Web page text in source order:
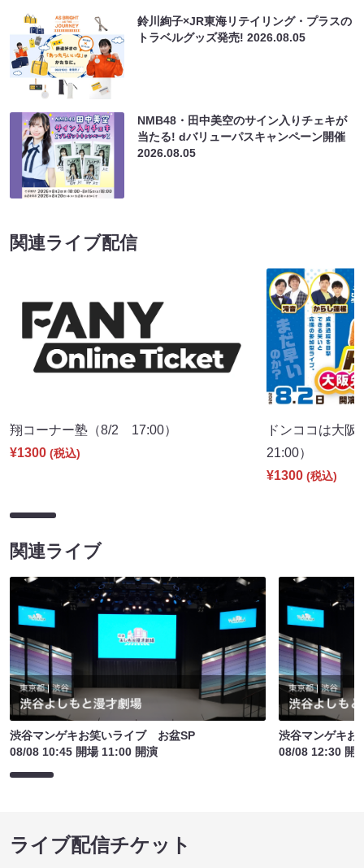
鈴川絢子×JR東海リテイリング・プラスの
トラベルグッズ発売!2026.08.05
NMB48・田中美空のサイン入りチェキが
当たる! dバリューパスキャンペーン開催
2026.08.05
関連ライブ配信
翔コーナー塾（8/2 17:00）
¥1300 (税込)
ドンココは大
21:00）
¥1300 (税込)
関連ライブ
渋谷マンゲキお笑いライブ お盆SP
08/08 10:45 開場 11:00 開演
渋谷マンゲキ
08/08 12:30 開
ライブ配信チケット